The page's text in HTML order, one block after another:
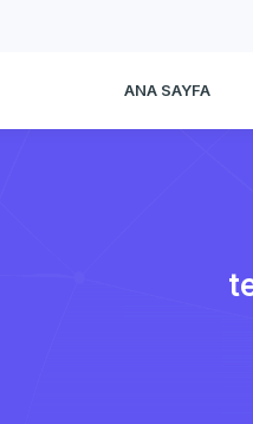
ANA SAYFA